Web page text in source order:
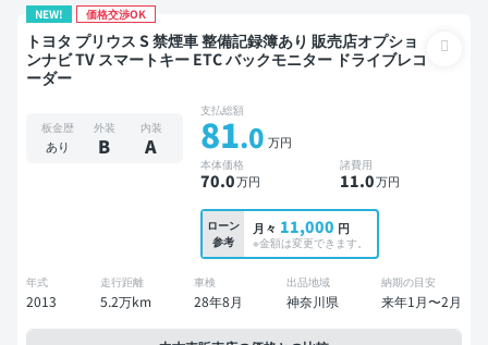
NEW! 価格交渉OK
トヨタ プリウス S 禁煙車 整備記録簿あり 販売店オプショ
ンナビ TV スマートキー ETC バックモニター ドライブレコ
ーダー
板金歴
あり
外装
B
内装
A
支払総額
81.0 万円
本体価格
70.0万円
諸費用
11.0万円
ローン
参考
月々 11,000 円
※金額は変更できます。
年式
2013
走行距離
5.2万km
車検
28年8月
出品地域
神奈川県
納期の目安
来年1月〜2月